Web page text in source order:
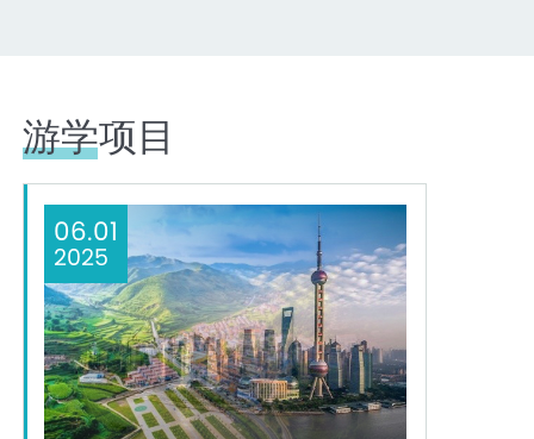
游学项目
06.01
2025
已结束